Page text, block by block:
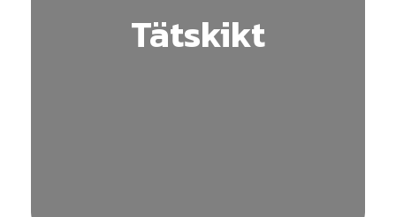
Tätskikt